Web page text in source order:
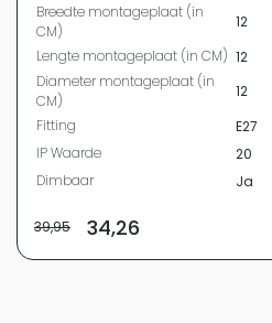
Breedte montageplaat (in
CM)
12
Lengte montageplaat (in CM) 12
Diameter montageplaat (in
CM)
12
Fitting
E27
IP Waarde
20
Dimbaar
Ja
39,95 34,26